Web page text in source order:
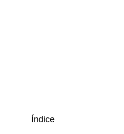
Índice